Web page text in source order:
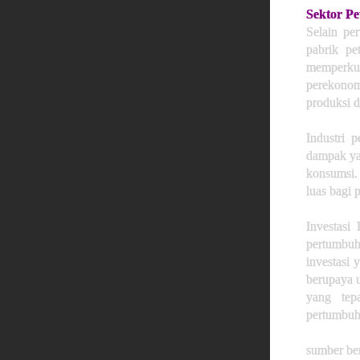
Sektor
Selain
pabrik
produksi
Industri
dampak
luas bagi
Investasi
investasi
berupaya
yang
sumber